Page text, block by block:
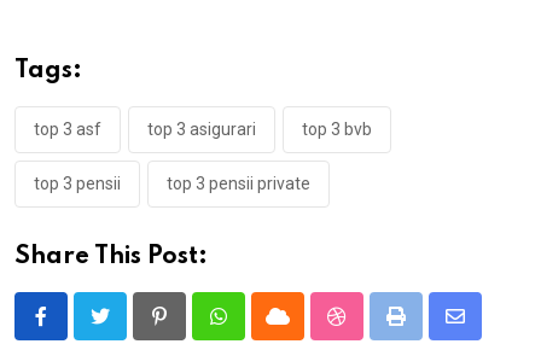
Tags:
top 3 asf top 3 asigurari top 3 bvb
top 3 pensii top 3 pensii private
Share This Post:
PinterestWhatsappCloud StumbleUpon
Print
Share